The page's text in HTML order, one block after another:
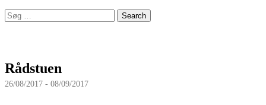
Search
for:
Rådstuen
26/08/2017 - 08/09/2017